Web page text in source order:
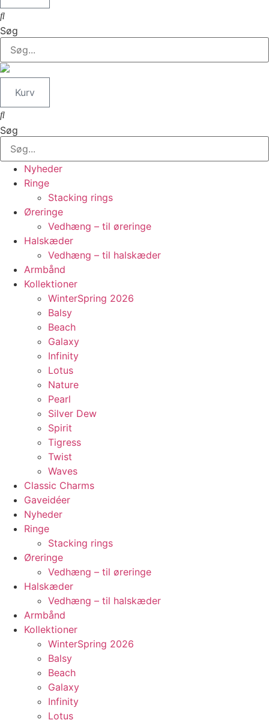
Søg
Kurv
Søg
Nyheder
Ringe
Stacking rings
Øreringe
Vedhæng – til øreringe
Halskæder
Vedhæng – til halskæder
Armbånd
Kollektioner
WinterSpring 2026
Balsy
Beach
Galaxy
Infinity
Lotus
Nature
Pearl
Silver Dew
Spirit
Tigress
Twist
Waves
Classic Charms
Gaveidéer
Nyheder
Ringe
Stacking rings
Øreringe
Vedhæng – til øreringe
Halskæder
Vedhæng – til halskæder
Armbånd
Kollektioner
WinterSpring 2026
Balsy
Beach
Galaxy
Infinity
Lotus